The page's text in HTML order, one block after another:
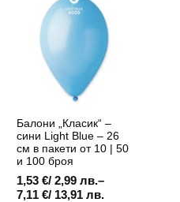
броя
Балони „Класик“ –
сини Light Blue – 26
см в пакети от 10 | 50
и 100 броя
1,53 €/ 2,99 лв.–
7,11 €/ 13,91 лв.
Price